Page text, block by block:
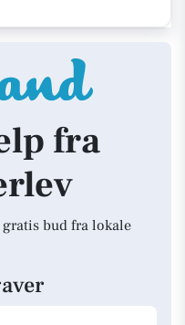
fra
bud fra lokale